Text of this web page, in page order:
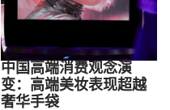
中国高端消费观念演
变：高端美妆表现超越
奢华手袋